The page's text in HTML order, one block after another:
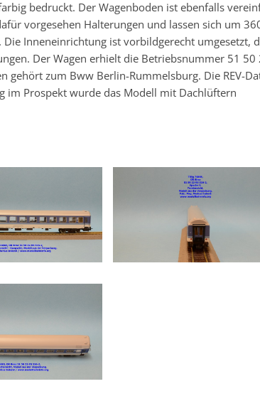
bedruckt. Der Wagenboden ist ebenfalls
vorgesehen Halterungen und lassen sich um
Inneneinrichtung ist vorbildgerecht umgesetzt,
Der Wagen erhielt die Betriebsnummer 51 50
gehört zum Bww Berlin-Rummelsburg. Die REV-
im Prospekt wurde das Modell mit Dachlüftern